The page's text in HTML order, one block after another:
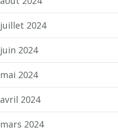
juillet 2024
juin 2024
mai 2024
avril 2024
mars 2024